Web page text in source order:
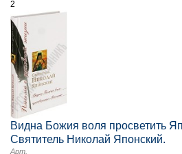
2
Видна Божия воля просветить
Святитель Николай Японский.
Арт.